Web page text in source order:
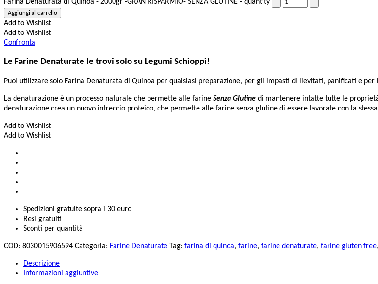
Farina Denaturata di Quinoa - 2000gr -GRAN RISPARMIO- SENZA GLUTINE - quantity
Aggiungi al carrello
Add to Wishlist
Add to Wishlist
Confronta
Le Farine Denaturate le trovi solo su Legumi Schioppi!
Puoi utilizzare solo Farina Denaturata di Quinoa per qualsiasi preparazione, per gli impasti di lievitati, panificati e per
La denaturazione è un processo naturale che permette alle farine Senza Glutine di mantenere intatte tutte le
denaturazione crea un nuovo intreccio proteico, che permette alle farine senza glutine di essere lavorate con la
Add to Wishlist
Add to Wishlist
Spedizioni gratuite sopra i 30 euro
Resi gratuiti
Sconti per quantità
COD: 8030015906594 Categoria: Farine Denaturate Tag: farina di quinoa, farine, farine denaturate, farine gluten free,
Descrizione
Informazioni aggiuntive